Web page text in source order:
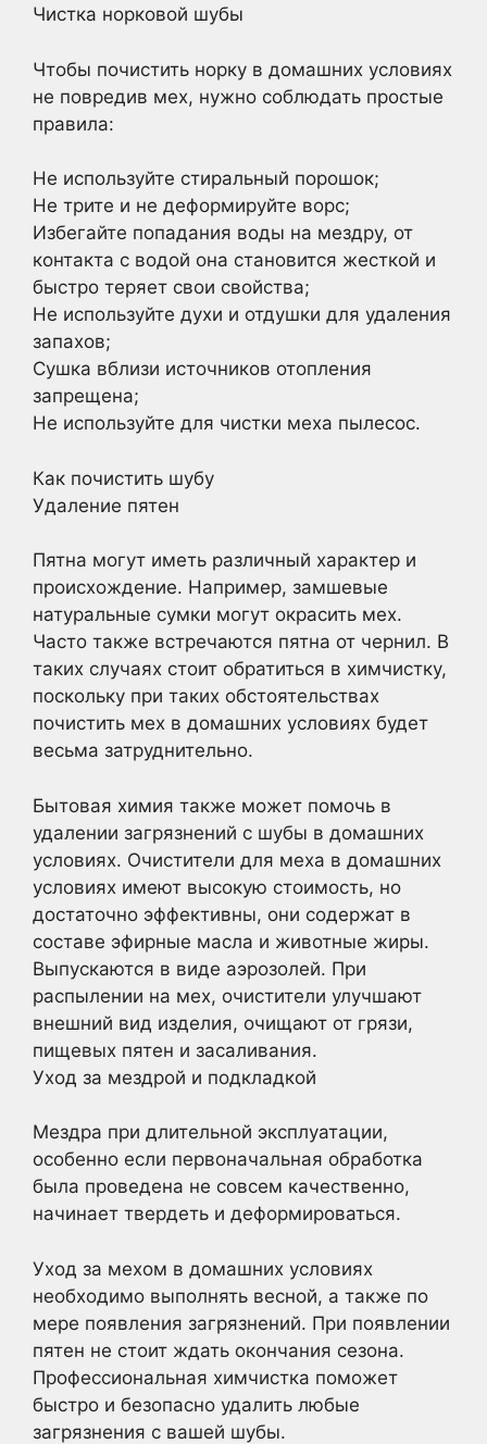
Чистка норковой шубы
Чтобы почистить норку в домашних условиях
не повредив мех, нужно соблюдать простые
правила:
Не используйте стиральный порошок;
Не трите и не деформируйте ворс;
Избегайте попадания воды на мездру, от
контакта с водой она становится жесткой и
быстро теряет свои свойства;
Не используйте духи и отдушки для удаления
запахов;
Сушка вблизи источников отопления
запрещена;
Не используйте для чистки меха пылесос.
Как почистить шубу
Удаление пятен
Пятна могут иметь различный характер и
происхождение. Например, замшевые
натуральные сумки могут окрасить мех.
Часто также встречаются пятна от чернил. В
таких случаях стоит обратиться в химчистку,
поскольку при таких обстоятельствах
почистить мех в домашних условиях будет
весьма затруднительно.
Бытовая химия также может помочь в
удалении загрязнений с шубы в домашних
условиях. Очистители для меха в домашних
условиях имеют высокую стоимость, но
достаточно эффективны, они содержат в
составе эфирные масла и животные жиры.
Выпускаются в виде аэрозолей. При
распылении на мех, очистители улучшают
внешний вид изделия, очищают от грязи,
пищевых пятен и засаливания.
Уход за мездрой и подкладкой
Мездра при длительной эксплуатации,
особенно если первоначальная обработка
была проведена не совсем качественно,
начинает твердеть и деформироваться.
Уход за мехом в домашних условиях
необходимо выполнять весной, а также по
мере появления загрязнений. При появлении
пятен не стоит ждать окончания сезона.
Профессиональная химчистка поможет
быстро и безопасно удалить любые
загрязнения с вашей шубы.